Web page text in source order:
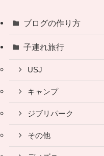
ブログの作り方
子連れ旅行
USJ
キャンプ
ジブリパーク
その他